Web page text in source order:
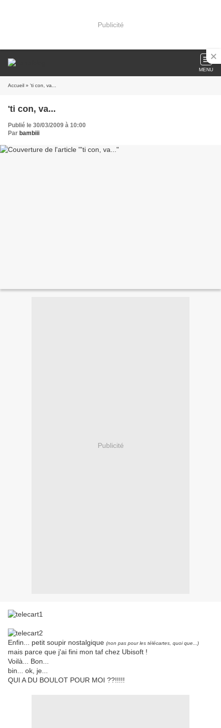
Publicité
MENU
Accueil » 'ti con, va...
'ti con, va...
Publié le 30/03/2009 à 10:00
Par bambiii
Publicité
Enfin... petit soupir nostalgique (non pas pour les télécartes, quoi que...)
mais parce que j'ai fini mon taf chez Ubisoft !
Voilà... Bon...
bin... ok, je...
QUI A DU BOULOT POUR MOI ??!!!!!